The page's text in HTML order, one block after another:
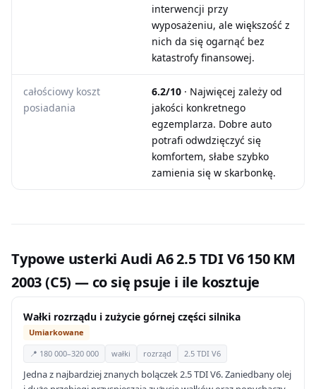
interwencji przy
wyposażeniu, ale większość z
nich da się ogarnąć bez
katastrofy finansowej.
całościowy koszt
posiadania
6.2/10 · Najwięcej zależy od
jakości konkretnego
egzemplarza. Dobre auto
potrafi odwdzięczyć się
komfortem, słabe szybko
zamienia się w skarbonkę.
Typowe usterki Audi A6 2.5 TDI V6 150 KM
2003 (C5) — co się psuje i ile kosztuje
Wałki rozrządu i zużycie górnej części silnika
Umiarkowane
📍 180 000–320 000
wałki rozrząd 2.5 TDI V6
Jedna z najbardziej znanych bolączek 2.5 TDI V6. Zaniedbany olej